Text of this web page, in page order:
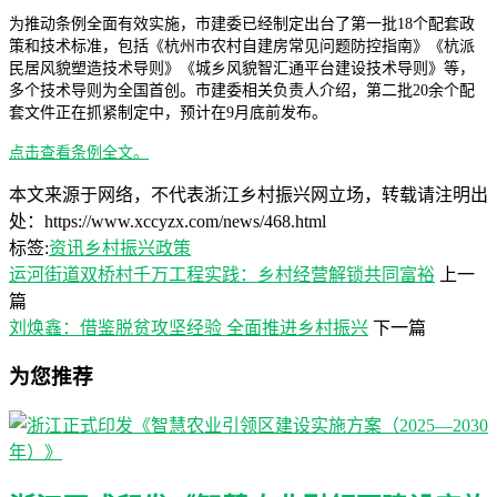
为推动条例全面有效实施，市建委已经制定出台了第一批18个配套政
策和技术标准，包括《杭州市农村自建房常见问题防控指南》《杭派
民居风貌塑造技术导则》《城乡风貌智汇通平台建设技术导则》等，
多个技术导则为全国首创。市建委相关负责人介绍，第二批20余个配
套文件正在抓紧制定中，预计在9月底前发布。
点击查看条例全文。
本文来源于网络，不代表浙江乡村振兴网立场，转载请注明出
处：https://www.xccyzx.com/news/468.html
标签:资讯乡村振兴政策
运河街道双桥村千万工程实践：乡村经营解锁共同富裕
上一
篇
刘焕鑫：借鉴脱贫攻坚经验 全面推进乡村振兴 下一篇
为您推荐